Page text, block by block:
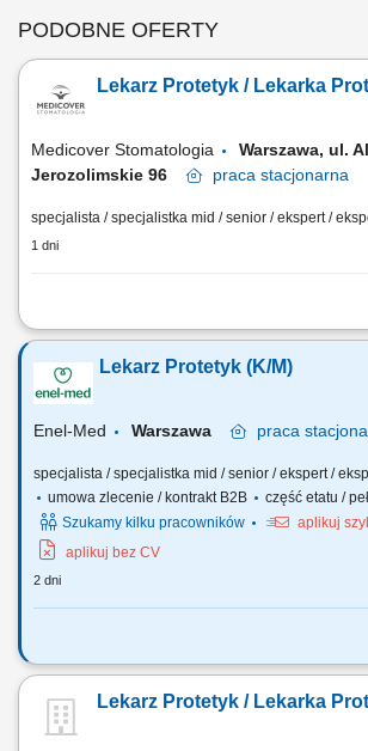
PODOBNE OFERTY
Lekarz Protetyk / Lekarka
Medicover Stomatologia
Warszawa, ul.
Jerozolimskie 96
praca stacjonarna
specjalista / specjalistka mid / senior / ekspert /
1 dni
Zapraszamy do współpracy lekarzy dentystów/
obejmować: prowadzenie konsultacji
pacjenta i opracowywanie indywidualnych planów
Lekarz Protetyk (K/M)
Enel-Med Warszawa praca
specjalista / specjalistka mid / senior / ekspert /
umowa zlecenie / kontrakt B2B
część etatu /
Szukamy kilku pracowników
aplikuj
aplikuj bez CV
2 dni
Zakres obowiązków: przyjmowanie prywatnych
pozostałą kadrą lekarską.
Lekarz Protetyk / Lekarka